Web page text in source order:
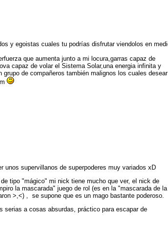
y egoistas cuales tu podrías disfrutar viendolos en
que aumenta junto a mi locura,garras capaz de
capaz de volar el Sistema Solar,una energia infinita y
de compañeros también malignos los cuales
unos supervillanos de superpoderes muy variados xD
tipo "mágico" mi nick tiene mucho que ver, el nick de
la mascarada" juego de rol (es en la "mascarada de la
>,<) , se supone que es un mago bastante poderoso.
serias a cosas absurdas, práctico para escapar de